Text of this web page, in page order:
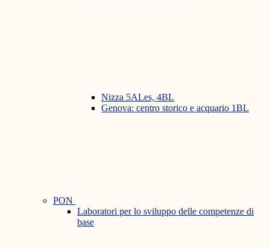
Nizza 5ALes, 4BL
Genova: centro storico e acquario 1BL
PON
Laboratori per lo sviluppo delle competenze di
base